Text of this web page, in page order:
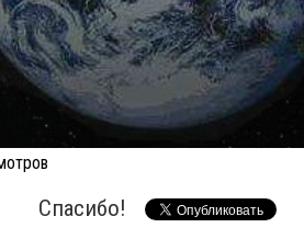
Спасибо!